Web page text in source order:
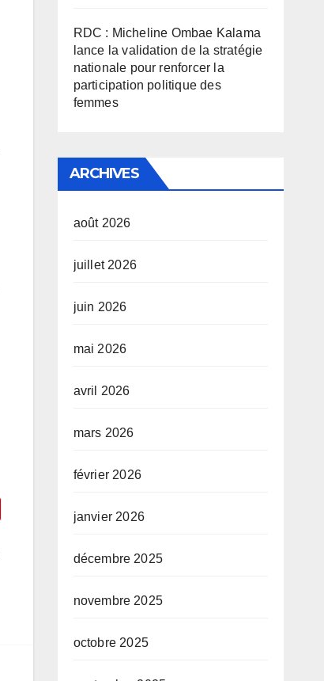
RDC : Micheline Ombae Kalama
lance la validation de la stratégie
nationale pour renforcer la
participation politique des
femmes
ARCHIVES
août 2026
juillet 2026
juin 2026
mai 2026
avril 2026
mars 2026
février 2026
janvier 2026
décembre 2025
novembre 2025
octobre 2025